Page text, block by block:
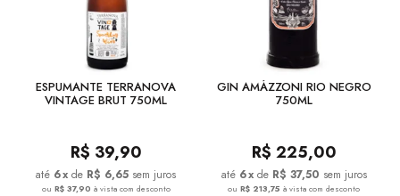
ESPUMANTE TERRANOVA
VINTAGE BRUT 750ML
R$ 39,90
6x de R$ 6,65 sem juros
ou R$ 37,90 à vista com desconto
GIN AMÁZZONI RIO NEGRO
750ML
R$ 225,00
6x de R$ 37,50 sem juros
ouR$ 213,75à vista com desconto